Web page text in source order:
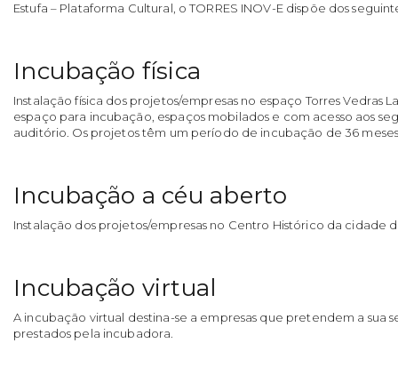
Estufa – Plataforma Cultural, o TORRES INOV-E dispõe dos
Incubação física
Instalação física dos projetos/empresas no espaço Torres
espaço para incubação, espaços mobilados e com acesso aos
auditório. Os projetos têm um período de incubação de 36
Incubação a céu aberto
Instalação dos projetos/empresas no Centro Histórico da cidade
Incubação virtual
A incubação virtual destina-se a empresas que pretendem a sua
prestados pela incubadora.